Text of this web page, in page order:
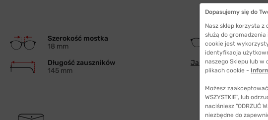
Szerokość mostka
18 mm
Szerokość
56 mm
Długość zauszników
145 mm
Jak wybrać odpowiedni
Dopasujemy się do
Nasz sklep korzysta
służą do
cookie jest
identyfikacja
naszego Sklepu lub
plikach cookie -
Możesz
WSZYSTKIE", lub
naciśniesz "ODRZUĆ
niezbędne do